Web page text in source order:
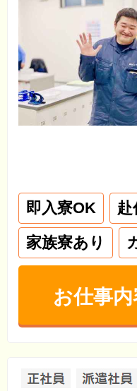
即入寮OK 赴
家族寮あり
お仕事